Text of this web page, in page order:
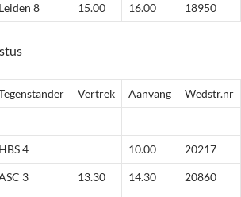
Leiden 8 15.00 16.00 18950
Vertrek Aanvang Wedstr.nr
HBS 4 10.00 20217
3 13.30 14.30 20860